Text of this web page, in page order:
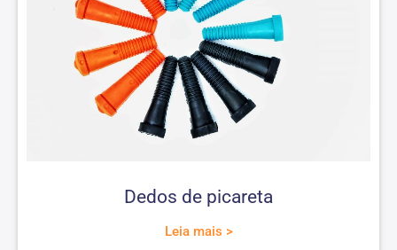
Dedos de picareta
Leia mais >